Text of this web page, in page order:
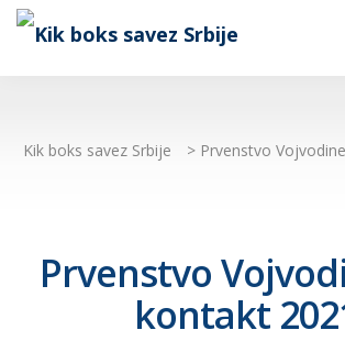
Kik boks savez Srbije > Prvenstvo
Prvenstvo
kontakt